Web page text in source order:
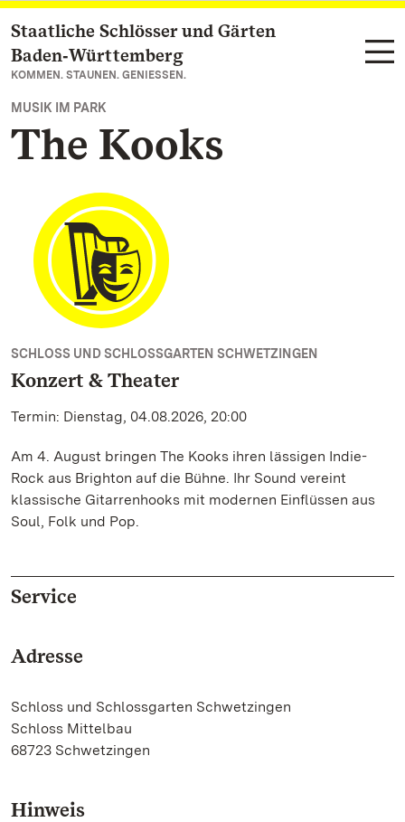
Zum Hauptinhalt springen
Staatliche Schlösser und Gärten
Baden‑Württemberg
KOMMEN. STAUNEN. GENIESSEN.
MUSIK IM PARK
The Kooks
SCHLOSS UND SCHLOSSGARTEN SCHWETZINGEN
Konzert & Theater
Termin: Dienstag, 04.08.2026, 20:00
Am 4. August bringen The Kooks ihren lässigen Indie-
Rock aus Brighton auf die Bühne. Ihr Sound vereint
klassische Gitarrenhooks mit modernen Einflüssen aus
Soul, Folk und Pop.
Service
Adresse
Schloss und Schlossgarten Schwetzingen
Schloss Mittelbau
68723 Schwetzingen
Hinweis